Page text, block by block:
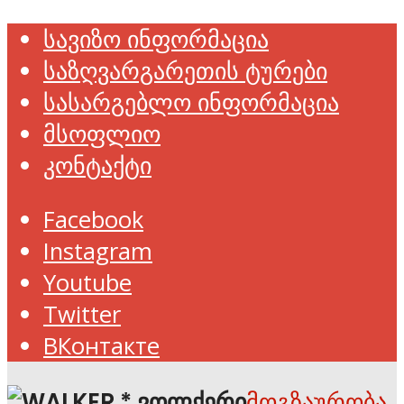
სავიზო ინფორმაცია
საზღვარგარეთის ტურები
სასარგებლო ინფორმაცია
მსოფლიო
კონტაქტი
Facebook
Instagram
Youtube
Twitter
ВКонтакте